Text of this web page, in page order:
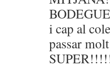
i cap al
passar